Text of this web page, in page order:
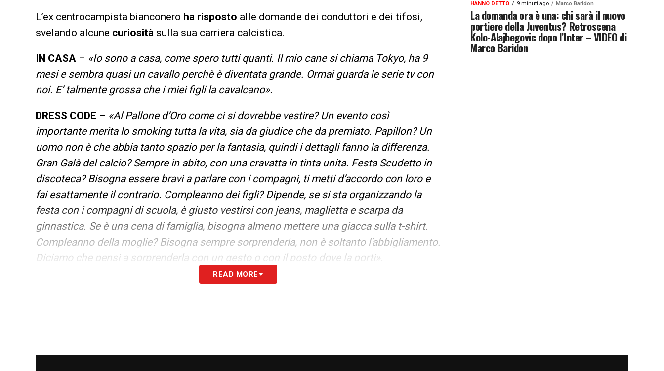
L’ex centrocampista bianconero ha risposto alle domande dei conduttori e dei tifosi,
svelando alcune curiosità sulla sua carriera calcistica.
IN CASA – «Io sono a casa, come spero tutti quanti. Il mio cane si chiama Tokyo, ha 9
mesi e sembra quasi un cavallo perchè è diventata grande. Ormai guarda le serie tv con
noi. E’ talmente grossa che i miei figli la cavalcano».
DRESS CODE – «Al Pallone d’Oro come ci si dovrebbe vestire? Un evento così
importante merita lo smoking tutta la vita, sia da giudice che da premiato. Papillon? Un
uomo non è che abbia tanto spazio per la fantasia, quindi i dettagli fanno la differenza.
Gran Galà del calcio? Sempre in abito, con una cravatta in tinta unita. Festa Scudetto in
discoteca? Bisogna essere bravi a parlare con i compagni, ti metti d’accordo con loro e
fai esattamente il contrario. Compleanno dei figli? Dipende, se si sta organizzando la
festa con i compagni di scuola, è giusto vestirsi con jeans, maglietta e scarpa da
ginnastica. Se è una cena di famiglia, bisogna almeno mettere una giacca sulla t-shirt.
Compleanno della moglie? Bisogna sempre sorprenderla, non è soltanto l’abbigliamento.
Diciamo che pensi a sorprenderla con un gesto o con il posto dove la porti».
–«Primo trofeo alzato al cielo con i compagni,
possono praticare alcuni tipi di sport. Devo dire che ho avuto un po’ di timore nelle prime
READ MORE
HANNO DETTO 9 minuti ago Marco Baridon
La domanda ora è una: chi sarà il nuovo
portiere della Juventus? Retroscena
Kolo-Alajbegovic dopo l’Inter – VIDEO di
Marco Baridon